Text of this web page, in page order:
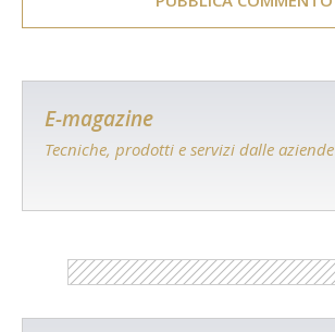
E-magazine
Tecniche, prodotti e servizi dalle aziende